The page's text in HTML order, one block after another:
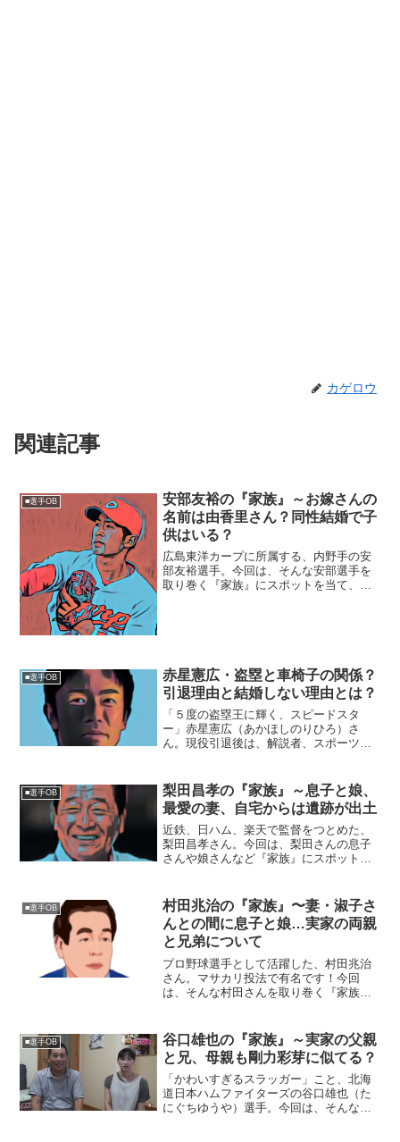
カゲロウ
関連記事
■選手OB
安部友裕の『家族』～お嫁さんの
名前は由香里さん？同性結婚で子
供はいる？
広島東洋カープに所属する、内野手の安
部友裕選手。今回は、そんな安部選手を
取り巻く『家族』にスポットを当て、ご
■選手OB
赤星憲広・盗塁と車椅子の関係？
引退理由と結婚しない理由とは？
「５度の盗塁王に輝く、スピードスタ
ー」赤星憲広（あかほしのりひろ）さ
ん。現役引退後は、解説者、スポーツコ
いと思います。■盗塁成功のたびに車椅子
を寄付！赤星憲広さんは、２...
■選手OB
梨田昌孝の『家族』～息子と娘、
最愛の妻、自宅からは遺跡が出土
近鉄、日ハム、楽天で監督をつとめた、
梨田昌孝さん。今回は、梨田さんの息子
さんや娘さんなど『家族』にスポットを
か）生年月日：1953年8月4日年齢：66
歳 ※2020年4月...
■選手OB
村田兆治の『家族』〜妻・淑子さ
んとの間に息子と娘…実家の両親
と兄弟について
プロ野球選手として活躍した、村田兆治
さん。マサカリ投法で有名です！今回
は、そんな村田さんを取り巻く『家族』
24年〉11月27日身 長：190cm血液
型 ：AB型出...
■選手OB
谷口雄也の『家族』～実家の父親
と兄、母親も剛力彩芽に似てる？
「かわいすぎるスラッガー」こと、北海
道日本ハムファイターズの谷口雄也（た
にぐちゆうや）選手。今回は、そんな谷